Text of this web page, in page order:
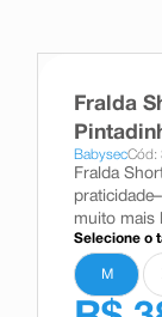
Fralda
BabysecCód:
Fralda
muito mais
Selecione o
M